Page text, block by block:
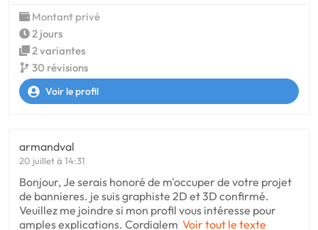
Montant privé
2 jours
2 variantes
30 révisions
Voir le profil
armandval
20 juillet à 14:31
Bonjour, Je serais honoré de m'occuper de votre projet
de bannieres. je suis graphiste 2D et 3D confirmé.
Veuillez me joindre si mon profil vous intéresse pour
amples explications. Cordialem Voir tout le texte